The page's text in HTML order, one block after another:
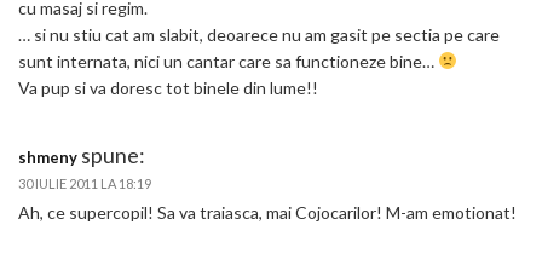
cu masaj si regim.
… si nu stiu cat am slabit, deoarece nu am gasit pe sectia pe care
sunt internata, nici un cantar care sa functioneze bine…
Va pup si va doresc tot binele din lume!!
shmeny spune:
30 IULIE 2011 LA 18:19
Ah, ce supercopil! Sa va traiasca, mai Cojocarilor! M-am emotionat!